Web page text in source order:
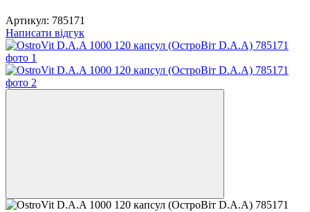
Артикул: 785171
Написати відгук